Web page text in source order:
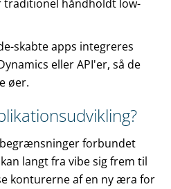
traditionel håndholdt low-
skabte apps integreres
eller API'er, så de
øer.
forbundet
langt fra vibe sig frem til
konturerne af en ny æra for